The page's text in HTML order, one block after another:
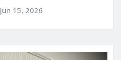
Jun 15, 2026